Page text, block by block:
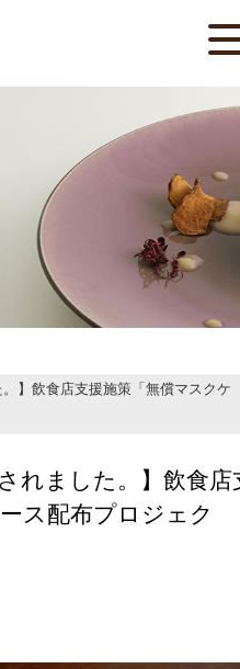
】飲食店支援施策「無償マスクケ
れました。】飲食店
ス配布プロジェク